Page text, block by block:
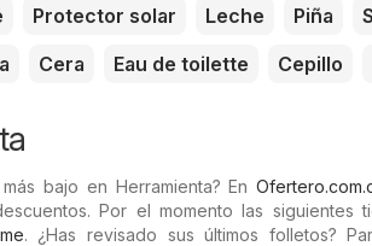
Protector solar Leche Piña
Cera Eau de toilette Cepillo
bajo en Herramienta? En
Por el momento las siguientes
. ¿Has revisado sus últimos folletos?